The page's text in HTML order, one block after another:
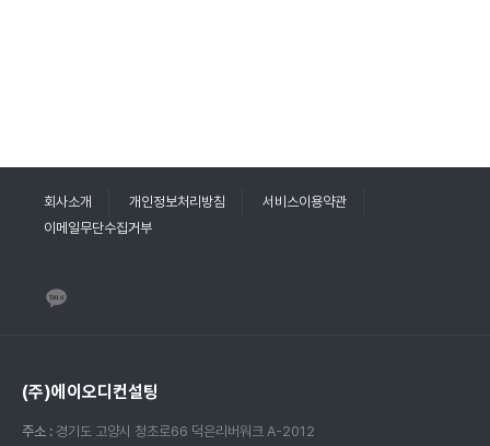
회사소개 개인정보처리방침
서비스이용약관
이메일무단수집거부
(주)에이오디컨설팅
주소 : 경기도 고양시 청초로66 덕은리버워크 A-2012